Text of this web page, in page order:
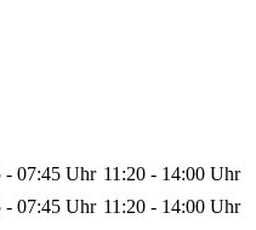
- 07:45 Uhr 11:20 - 14:00 Uhr
- 07:45 Uhr 11:20 - 14:00 Uhr